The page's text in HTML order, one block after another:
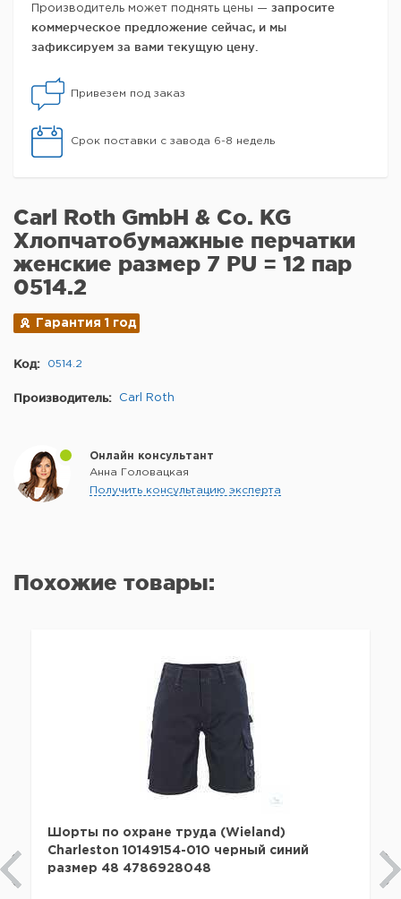
Производитель может поднять цены — запросите
коммерческое предложение сейчас, и мы
зафиксируем за вами текущую цену.
Привезем под заказ
Срок поставки с завода 6-8 недель
Carl Roth GmbH & Co. KG
Хлопчатобумажные перчатки
женские размер 7 PU = 12 пар
0514.2
Гарантия 1 год
Код: 0514.2
Производитель: Carl Roth
Онлайн консультант
Анна Головацкая
Получить консультацию эксперта
Похожие товары:
Шорты по охране труда (Wieland)
Charleston 10149154-010 черный синий
размер 48 4786928048